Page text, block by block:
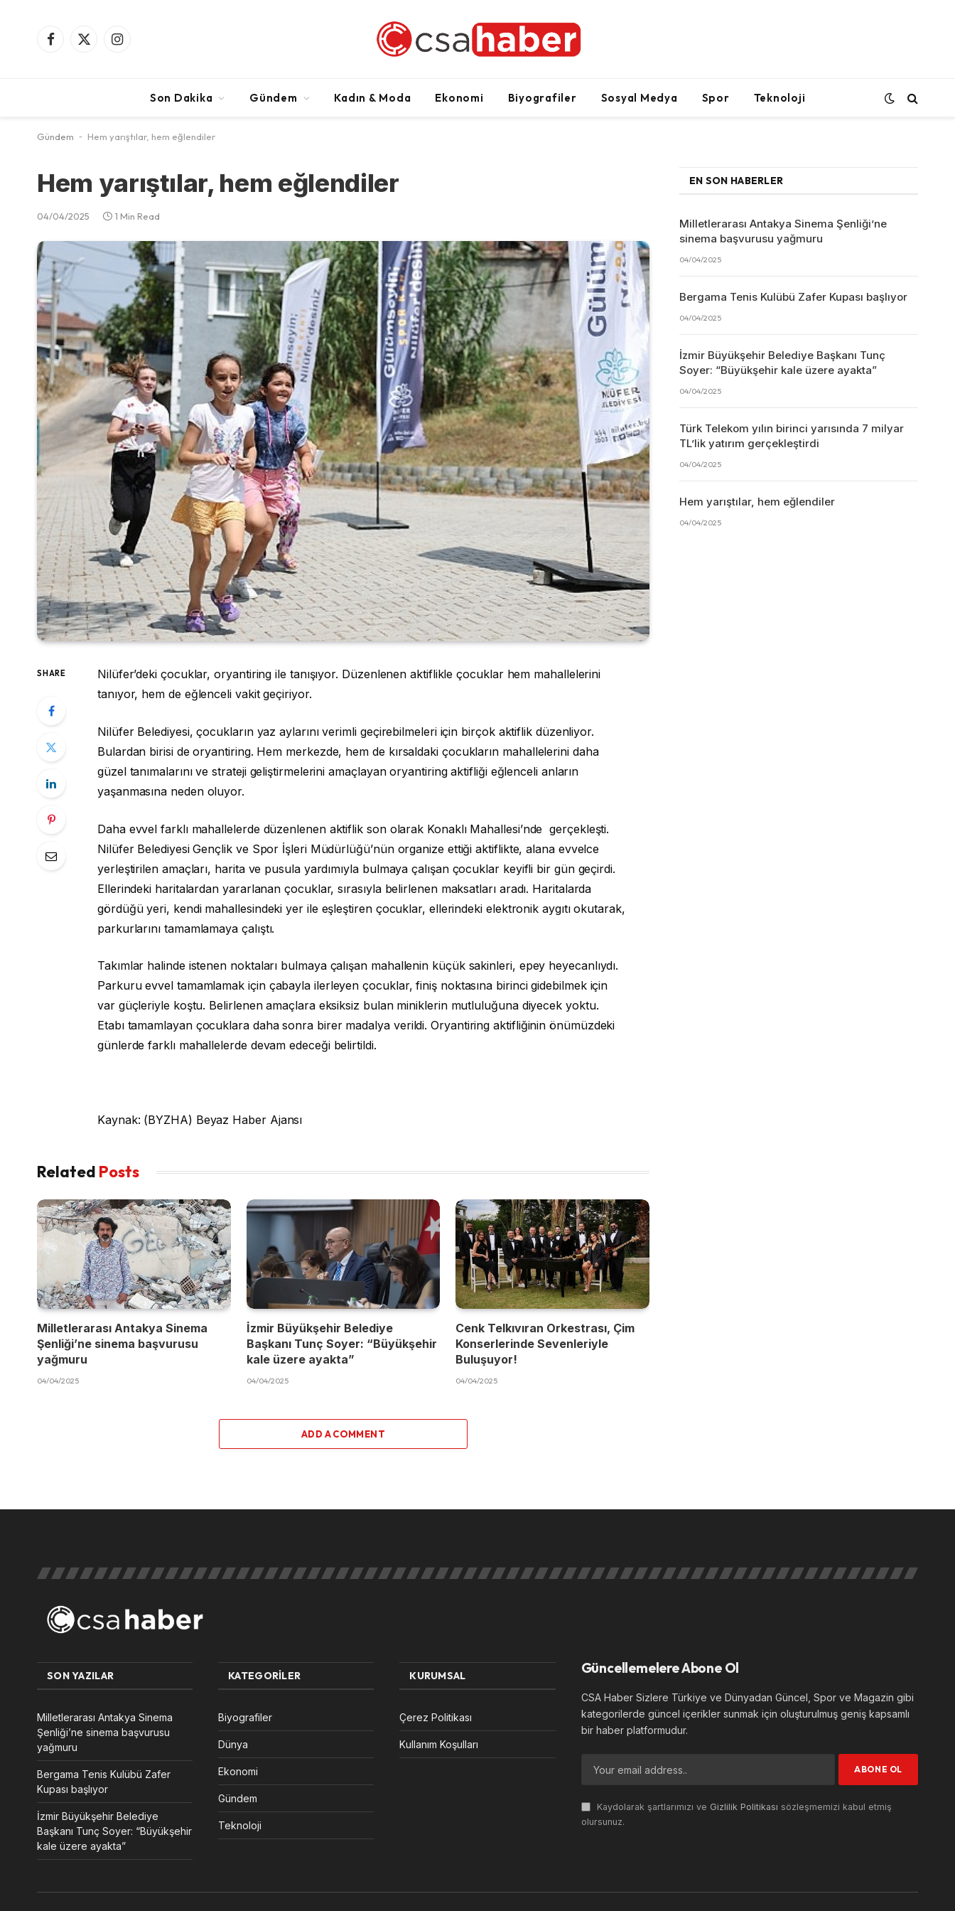
Facebook
X
Instagram
Son Dakika Gündem Kadın & Moda Ekonomi Biyografiler Sosyal Medya Spor Teknoloji
Gündem - Hem yarıştılar, hem eğlendiler
Hem yarıştılar, hem eğlendiler
04/04/2025 1 Min Read
SHARE
Nilüfer’deki çocuklar, oryantiring ile tanışıyor. Düzenlenen aktiflikle çocuklar hem mahallelerini
tanıyor, hem de eğlenceli vakit geçiriyor.
Nilüfer Belediyesi, çocukların yaz aylarını verimli geçirebilmeleri için birçok aktiflik düzenliyor.
Bulardan birisi de oryantiring. Hem merkezde, hem de kırsaldaki çocukların mahallelerini daha
güzel tanımalarını ve strateji geliştirmelerini amaçlayan oryantiring aktifliği eğlenceli anların
yaşanmasına neden oluyor.
Daha evvel farklı mahallelerde düzenlenen aktiflik son olarak Konaklı Mahallesi’nde gerçekleşti.
Nilüfer Belediyesi Gençlik ve Spor İşleri Müdürlüğü’nün organize ettiği aktiflikte, alana evvelce
yerleştirilen amaçları, harita ve pusula yardımıyla bulmaya çalışan çocuklar keyifli bir gün geçirdi.
Ellerindeki haritalardan yararlanan çocuklar, sırasıyla belirlenen maksatları aradı. Haritalarda
gördüğü yeri, kendi mahallesindeki yer ile eşleştiren çocuklar, ellerindeki elektronik aygıtı okutarak,
parkurlarını tamamlamaya çalıştı.
Takımlar halinde istenen noktaları bulmaya çalışan mahallenin küçük sakinleri, epey heyecanlıydı.
Parkuru evvel tamamlamak için çabayla ilerleyen çocuklar, finiş noktasına birinci gidebilmek için
var güçleriyle koştu. Belirlenen amaçlara eksiksiz bulan miniklerin mutluluğuna diyecek yoktu.
Etabı tamamlayan çocuklara daha sonra birer madalya verildi. Oryantiring aktifliğinin önümüzdeki
günlerde farklı mahallelerde devam edeceği belirtildi.
Kaynak: (BYZHA) Beyaz Haber Ajansı
Related Posts
Milletlerarası Antakya Sinema
Şenliği’ne sinema başvurusu
yağmuru
04/04/2025
İzmir Büyükşehir Belediye
Başkanı Tunç Soyer: “Büyükşehir
kale üzere ayakta”
04/04/2025
Cenk Telkıvıran Orkestrası, Çim
Konserlerinde Sevenleriyle
Buluşuyor!
04/04/2025
ADD A COMMENT
EN SON HABERLER
Milletlerarası Antakya Sinema Şenliği’ne
sinema başvurusu yağmuru
04/04/2025
Bergama Tenis Kulübü Zafer Kupası başlıyor
04/04/2025
İzmir Büyükşehir Belediye Başkanı Tunç
Soyer: “Büyükşehir kale üzere ayakta”
04/04/2025
Türk Telekom yılın birinci yarısında 7 milyar
TL’lik yatırım gerçekleştirdi
04/04/2025
Hem yarıştılar, hem eğlendiler
04/04/2025
SON YAZILAR
Milletlerarası Antakya Sinema
Şenliği’ne sinema başvurusu
yağmuru
Bergama Tenis Kulübü Zafer
Kupası başlıyor
İzmir Büyükşehir Belediye
Başkanı Tunç Soyer: “Büyükşehir
kale üzere ayakta”
KATEGORILER
Biyografiler
Dünya
Ekonomi
Gündem
Teknoloji
KURUMSAL
Çerez Politikası
Kullanım Koşulları
Güncellemelere Abone Ol
CSA Haber Sizlere Türkiye ve Dünyadan Güncel, Spor ve Magazin gibi
kategorilerde güncel içerikler sunmak için oluşturulmuş geniş kapsamlı
bir haber platformudur.
Kaydolarak şartlarımızı ve Gizlilik Politikası sözleşmemizi kabul etmiş
olursunuz.